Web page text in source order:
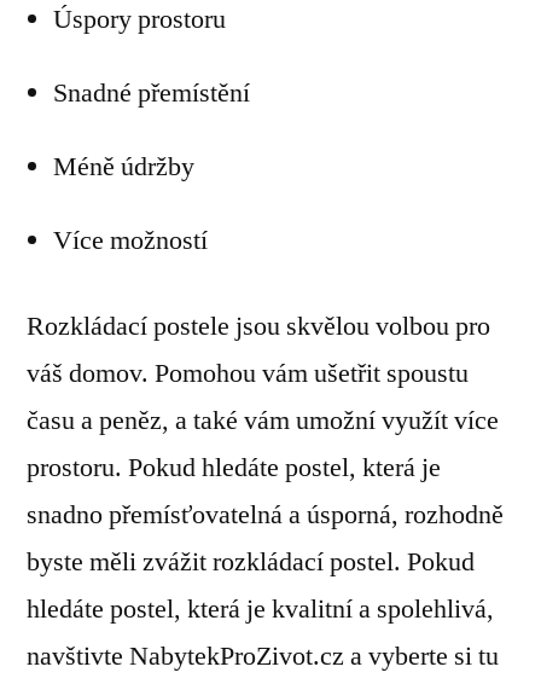
Úspory prostoru
Snadné přemístění
Méně údržby
Více možností
Rozkládací postele jsou skvělou volbou pro
váš domov. Pomohou vám ušetřit spoustu
času a peněz, a také vám umožní využít více
prostoru. Pokud hledáte postel, která je
snadno přemísťovatelná a úsporná, rozhodně
byste měli zvážit rozkládací postel. Pokud
hledáte postel, která je kvalitní a spolehlivá,
navštivte NabytekProZivot.cz a vyberte si tu